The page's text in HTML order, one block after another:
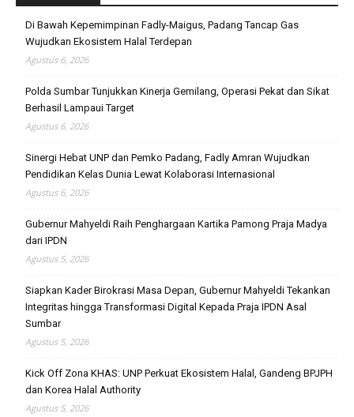
Di Bawah Kepemimpinan Fadly-Maigus, Padang Tancap Gas
Wujudkan Ekosistem Halal Terdepan
Agustus 6, 2026
Polda Sumbar Tunjukkan Kinerja Gemilang, Operasi Pekat dan Sikat
Berhasil Lampaui Target
Agustus 6, 2026
Sinergi Hebat UNP dan Pemko Padang, Fadly Amran Wujudkan
Pendidikan Kelas Dunia Lewat Kolaborasi Internasional
Agustus 6, 2026
Gubernur Mahyeldi Raih Penghargaan Kartika Pamong Praja Madya
dari IPDN
Agustus 5, 2026
Siapkan Kader Birokrasi Masa Depan, Gubernur Mahyeldi Tekankan
Integritas hingga Transformasi Digital Kepada Praja IPDN Asal
Sumbar
Agustus 5, 2026
Kick Off Zona KHAS: UNP Perkuat Ekosistem Halal, Gandeng BPJPH
dan Korea Halal Authority
Agustus 5, 2026